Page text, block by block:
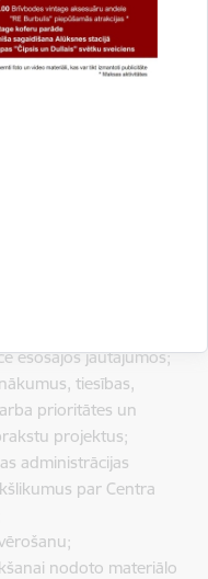
administratīvi un
vadītāju pieņem darbā
vadītājs.
normatīvo aktu
esošajos jautājumos;
tiesības,
prioritātes un
projektus;
administrācijas
par Centra
nodoto materiālo